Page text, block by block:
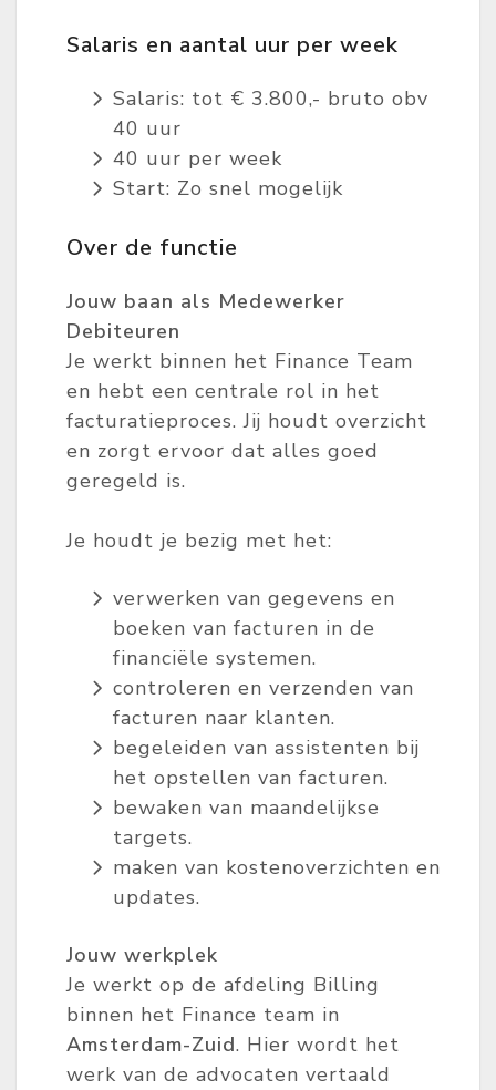
Salaris en aantal uur per week
Salaris: tot € 3.800,- bruto obv
40 uur
40 uur per week
Start: Zo snel mogelijk
Over de functie
Jouw baan als Medewerker
Debiteuren
Je werkt binnen het Finance Team
en hebt een centrale rol in het
facturatieproces. Jij houdt overzicht
en zorgt ervoor dat alles goed
geregeld is.
Je houdt je bezig met het:
verwerken van gegevens en
boeken van facturen in de
financiële systemen.
controleren en verzenden van
facturen naar klanten.
begeleiden van assistenten bij
het opstellen van facturen.
bewaken van maandelijkse
targets.
maken van kostenoverzichten en
updates.
Jouw werkplek
Je werkt op de afdeling Billing
binnen het Finance team in
Amsterdam-Zuid. Hier wordt het
werk van de advocaten vertaald